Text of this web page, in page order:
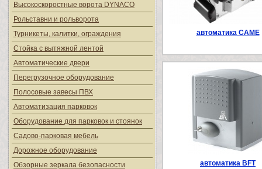
Высокоскоростные ворота DYNACO
Рольставни и рольворота
Турникеты, калитки, ограждения
Стойка с вытяжной лентой
Автоматические двери
Перегрузочное оборудование
Полосовые завесы ПВХ
Автоматизация парковок
Оборудование для парковок и стоянок
Садово-парковая мебель
Дорожное оборудование
Обзорные зеркала безопасности
автоматика CAME
автоматика BFT